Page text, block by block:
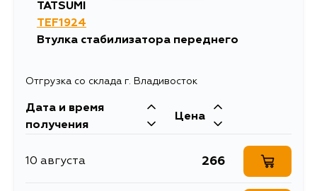
TATSUMI
TEF1924
Втулка стабилизатора переднего
Отгрузка со склада г. Владивосток
Дата и время
получения
Цена
10 августа 266